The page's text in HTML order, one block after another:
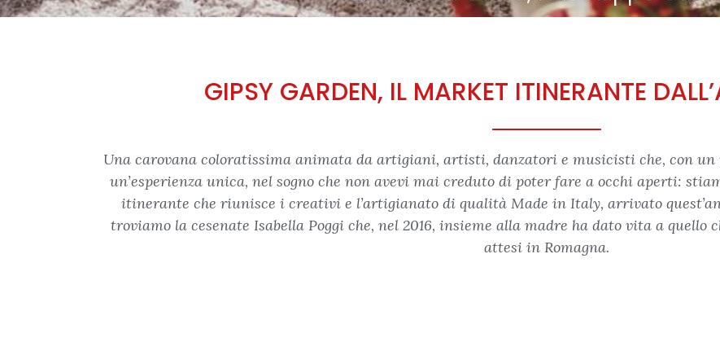
GIPSY GARDEN, IL MARKET ITINERANTE
Una carovana coloratissima animata da artigiani, artisti, danzatori e musicisti che, con
un’esperienza unica, nel sogno che non avevi mai creduto di poter fare a occhi aperti:
itinerante che riunisce i creativi e l’artigianato di qualità Made in Italy, arrivato
troviamo la cesenate Isabella Poggi che, nel 2016, insieme alla madre ha dato vita a
attesi in Romagna.